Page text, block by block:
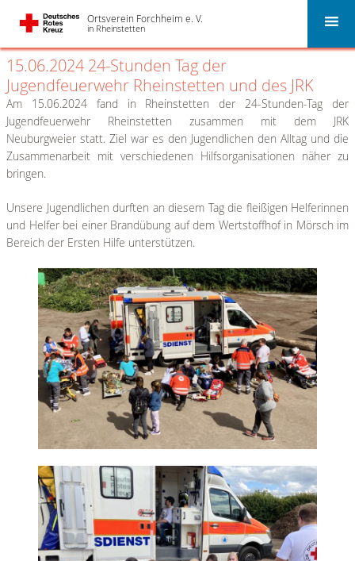
Ortsverein Forchheim e. V.
in Rheinstetten
24. Juni 2024 20:06
15.06.2024 24-Stunden Tag der
Jugendfeuerwehr Rheinstetten und des JRK
Am 15.06.2024 fand in Rheinstetten der 24-Stunden-Tag der
Jugendfeuerwehr Rheinstetten zusammen mit dem JRK
Neuburgweier statt. Ziel war es den Jugendlichen den Alltag und die
Zusammenarbeit mit verschiedenen Hilfsorganisationen näher zu
bringen.
Unsere Jugendlichen durften an diesem Tag die fleißigen Helferinnen
und Helfer bei einer Brandübung auf dem Wertstoffhof in Mörsch im
Bereich der Ersten Hilfe unterstützen.